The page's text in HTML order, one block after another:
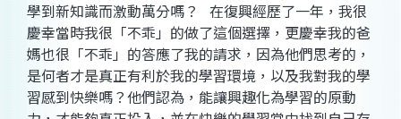
學到新知識而激動萬分嗎？ 在復興經歷了一年，我很
慶幸當時我很「不乖」的做了這個選擇，更慶幸我的爸
媽也很「不乖」的答應了我的請求，因為他們思考的，
是何者才是真正有利於我的學習環境，以及我對我的學
習感到快樂嗎？他們認為，能讓興趣化為學習的原動